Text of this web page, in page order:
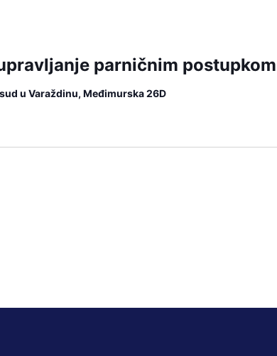
parničnim postupkom
u Varaždinu, Međimurska 26D